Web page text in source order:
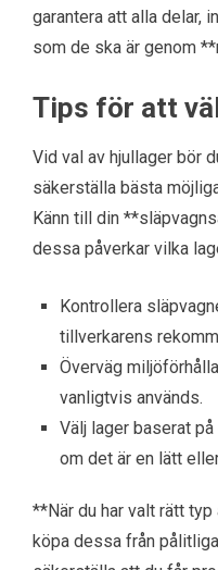
garantera att alla delar,
som de ska är genom
Tips för att
Vid val av hjullager bör
säkerställa bästa
Känn till din
dessa påverkar vilka
Kontrollera
tillverkarens
Överväg
vanligtvis används.
Välj lager baserat
om det är en lätt
**När du har valt rätt
köpa dessa från